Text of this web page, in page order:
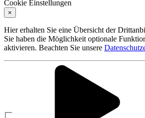
Cookie Einstellungen
×
Hier erhalten Sie eine Übersicht der
Sie haben die Möglichkeit optionale
aktivieren. Beachten Sie unsere